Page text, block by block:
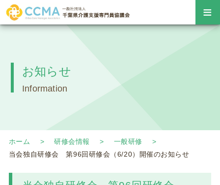
≡
お知らせ
Information
ホーム 研修会情報
一般研修
当会独自研修会 第96回研修会（6/20）開催のお知らせ